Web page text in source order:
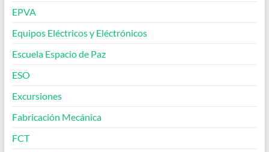
EPVA
Equipos Eléctricos y Eléctrónicos
Escuela Espacio de Paz
ESO
Excursiones
Fabricación Mecánica
FCT